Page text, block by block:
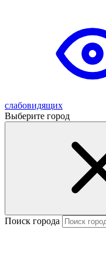
слабовидящих
Выберите город
Поиск города